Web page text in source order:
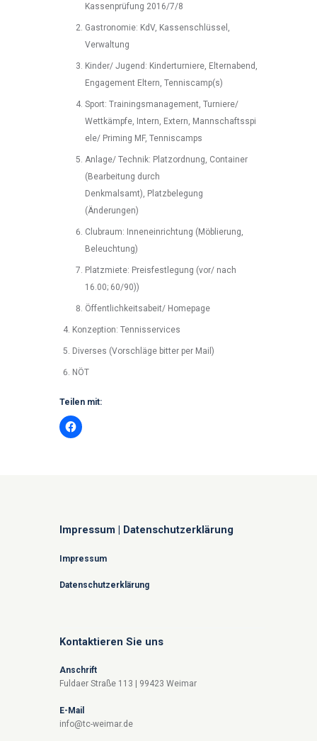
Kassenprüfung 2016/7/8
Gastronomie: KdV, Kassenschlüssel,
Verwaltung
Kinder/ Jugend: Kinderturniere, Elternabend,
Engagement Eltern, Tenniscamp(s)
Sport: Trainingsmanagement, Turniere/
Wettkämpfe, Intern, Extern, Mannschaftsspi
ele/ Priming MF, Tenniscamps
Anlage/ Technik: Platzordnung, Container
(Bearbeitung durch
Denkmalsamt), Platzbelegung
(Änderungen)
Clubraum: Inneneinrichtung (Möblierung,
Beleuchtung)
Platzmiete: Preisfestlegung (vor/ nach
16.00; 60/90))
Öffentlichkeitsabeit/ Homepage
Konzeption: Tennisservices
Diverses (Vorschläge bitter per Mail)
NÖT
Teilen mit:
Impressum | Datenschutzerklärung
Impressum
Datenschutzerklärung
Kontaktieren Sie uns
Anschrift
Fuldaer Straße 113 | 99423 Weimar
E-Mail
info@tc-weimar.de